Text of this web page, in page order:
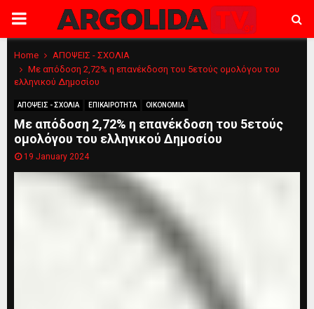
PRIMARY
MENU
Home
ΑΠΟΨΕΙΣ - ΣΧΟΛΙΑ
Με απόδοση 2,72% η επανέκδοση του 5ετούς ομολόγου του
ελληνικού Δημοσίου
ΑΠΟΨΕΙΣ - ΣΧΟΛΙΑ ΕΠΙΚΑΙΡΟΤΗΤΑ ΟΙΚΟΝΟΜΙΑ
Με απόδοση 2,72% η επανέκδοση του 5ετούς
ομολόγου του ελληνικού Δημοσίου
19 January 2024